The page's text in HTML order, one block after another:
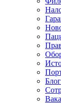
Блог